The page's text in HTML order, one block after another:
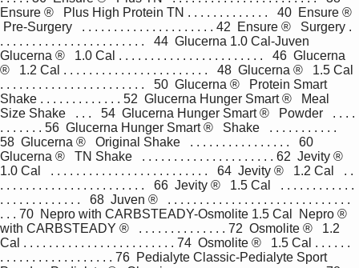
Ensure ®   Plus High Protein TN . . . . . . . . . . . . .   40  Ensure ®
Pre-Surgery   . . . . . . . . . . . . . . . . . . . . . 42  Ensure ®   Surgery .
. . . . . . . . . . . . . . . . . . . . . . .   44  Glucerna 1.0 Cal-Juven
Glucerna ®   1.0 Cal . . . . . . . . . . . . . . . . . . . . . . .   46  Glucerna
®   1.2 Cal . . . . . . . . . . . . . . . . . . . . . . .   48  Glucerna ®   1.5 Cal
. . . . . . . . . . . . . . . . . . . . . . .   50  Glucerna ®   Protein Smart
Shake . . . . . . . . . . . . . 52  Glucerna Hunger Smart ®   Meal
Size Shake   . . .   54  Glucerna Hunger Smart ®   Powder   . . . .
. . . . . . . 56  Glucerna Hunger Smart ®   Shake   . . . . . . . . . . .
58  Glucerna ®   Original Shake   . . . . . . . . . . . . . . . .   60
Glucerna ®   TN Shake   . . . . . . . . . . . . . . . . . . . . . 62  Jevity ®
1.0 Cal   . . . . . . . . . . . . . . . . . . . . . . . . .   64  Jevity ®   1.2 Cal   . .
. . . . . . . . . . . . . . . . . . . . . . .   66  Jevity ®   1.5 Cal   . . . . . . . . . . . .
. . . . . . . . . . . . .   68  Juven ®   . . . . . . . . . . . . . . . . . . . . . . . . . . . . .
. . . 70  Nepro with CARBSTEADY-Osmolite 1.5 Cal  Nepro ®
with CARBSTEADY ®   . . . . . . . . . . . . . . 72  Osmolite ®   1.2
Cal . . . . . . . . . . . . . . . . . . . . . . . . 74  Osmolite ®   1.5 Cal . . . . . .
. . . . . . . . . . . . . . . . . . 76  Pedialyte Classic-Pedialyte Sport